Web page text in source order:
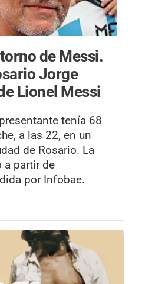
de Messi.
Jorge
Lionel Messi
tenía 68
a las 22, en un
de Rosario. La
a partir de
por Infobae.